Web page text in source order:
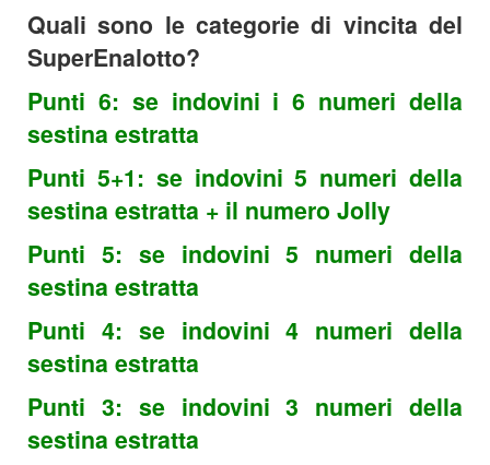
Quali sono le categorie di vincita del
SuperEnalotto?
Punti 6: se indovini i 6 numeri della
sestina estratta
Punti 5+1: se indovini 5 numeri della
sestina estratta + il numero Jolly
Punti 5: se indovini 5 numeri della
sestina estratta
Punti 4: se indovini 4 numeri della
sestina estratta
Punti 3: se indovini 3 numeri della
sestina estratta